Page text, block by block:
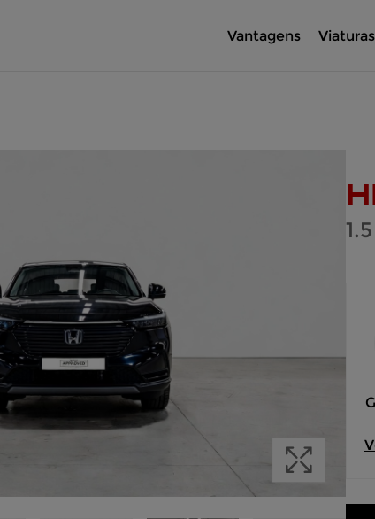
Vantagens Viaturas